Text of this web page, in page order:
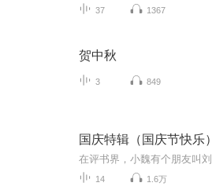
37 1367
贺中秋
3 849
国庆特辑（国庆节快乐）
14 1.6万